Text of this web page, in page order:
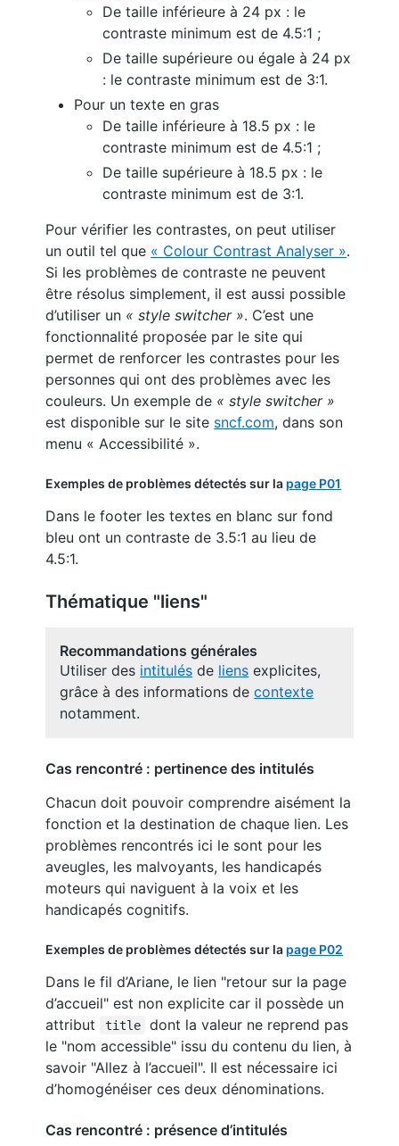
De taille inférieure à 24 px : le
contraste minimum est de 4.5:1 ;
De taille supérieure ou égale à 24 px
: le contraste minimum est de 3:1.
Pour un texte en gras
De taille inférieure à 18.5 px : le
contraste minimum est de 4.5:1 ;
De taille supérieure à 18.5 px : le
contraste minimum est de 3:1.
Pour vérifier les contrastes, on peut utiliser
un outil tel que « Colour Contrast Analyser ».
Si les problèmes de contraste ne peuvent
être résolus simplement, il est aussi possible
d’utiliser un « style switcher ». C’est une
fonctionnalité proposée par le site qui
permet de renforcer les contrastes pour les
personnes qui ont des problèmes avec les
couleurs. Un exemple de « style switcher »
est disponible sur le site sncf.com, dans son
menu « Accessibilité ».
Exemples de problèmes détectés sur la page P01
Dans le footer les textes en blanc sur fond
bleu ont un contraste de 3.5:1 au lieu de
4.5:1.
Thématique "liens"
Recommandations générales
Utiliser des intitulés de liens explicites,
grâce à des informations decontexte
notamment.
Cas rencontré : pertinence des intitulés
Chacun doit pouvoir comprendre aisément la
fonction et la destination de chaque lien. Les
problèmes rencontrés ici le sont pour les
aveugles, les malvoyants, les handicapés
moteurs qui naviguent à la voix et les
handicapés cognitifs.
Exemples de problèmes détectés sur la page P02
Dans le fil d’Ariane, le lien "retour sur la page
d’accueil" est non explicite car il possède un
attribut
title
dont la valeur ne reprend pas
le "nom accessible" issu du contenu du lien, à
savoir "Allez à l’accueil". Il est nécessaire ici
d’homogénéiser ces deux dénominations.
Cas rencontré : présence d’intitulés